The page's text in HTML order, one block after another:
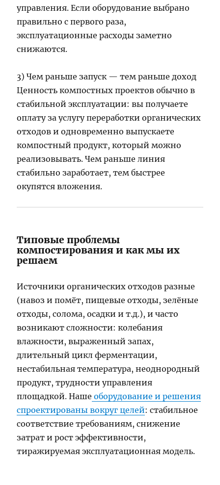
управления. Если оборудование выбрано
правильно с первого раза,
эксплуатационные расходы заметно
снижаются.
3) Чем раньше запуск — тем раньше доход
Ценность компостных проектов обычно в
стабильной эксплуатации: вы получаете
оплату за услугу переработки органических
отходов и одновременно выпускаете
компостный продукт, который можно
реализовывать. Чем раньше линия
стабильно заработает, тем быстрее
окупятся вложения.
Типовые проблемы
компостирования и как мы их
решаем
Источники органических отходов разные
(навоз и помёт, пищевые отходы, зелёные
отходы, солома, осадки и т.д.), и часто
возникают сложности: колебания
влажности, выраженный запах,
длительный цикл ферментации,
нестабильная температура, неоднородный
продукт, трудности управления
площадкой. Наше оборудование и решения
спроектированы вокруг целей: стабильное
соответствие требованиям, снижение
затрат и рост эффективности,
тиражируемая эксплуатационная модель.